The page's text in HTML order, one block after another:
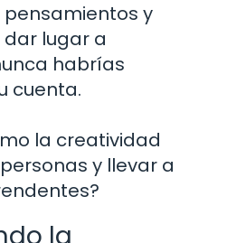
pensamientos y
lugar a
habrías
cuenta.
la creatividad
y llevar a